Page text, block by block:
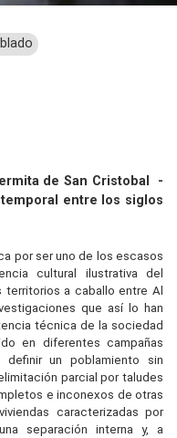
de San Cristobal -
entre los siglos
por ser uno de los escasos
cultural ilustrativa del
a caballo entre Al
que así lo han
técnica de la sociedad
en diferentes campañas
un poblamiento sin
parcial por taludes
e inconexos de otras
caracterizadas por
separación interna y, a